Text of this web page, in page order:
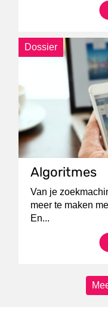
Dossier
Algoritmes
Van je
meer te maken
En...